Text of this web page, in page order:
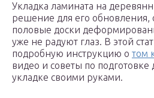
Укладка ламината на
решение для его обновления,
половые доски
уже не радуют глаз. В этой
подробную инструкцию о том
видео и советы по подготовке
укладке своими руками.